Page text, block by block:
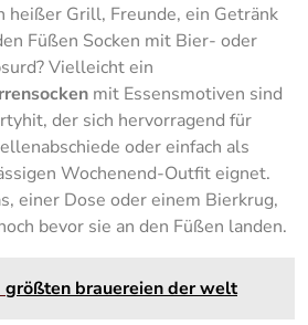
heißer Grill, Freunde, ein Getränk
Füßen Socken mit Bier- oder
Vielleicht ein
mit Essensmotiven sind
der sich hervorragend für
oder einfach als
Wochenend-Outfit eignet.
einer Dose oder einem Bierkrug,
bevor sie an den Füßen landen.
größten brauereien der welt